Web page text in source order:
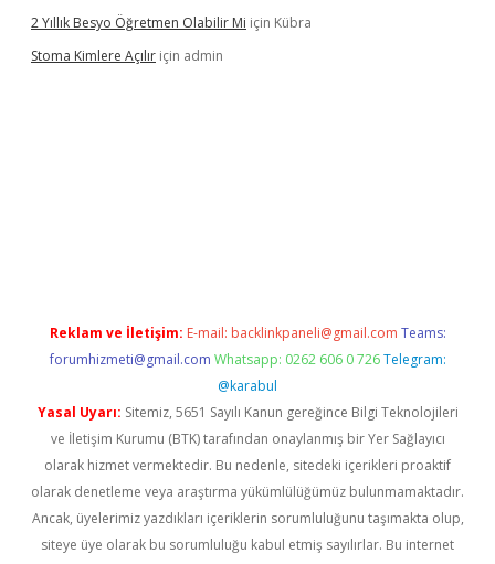
2 Yıllık Besyo Öğretmen Olabilir Mi için Kübra
Stoma Kimlere Açılır için admin
Reklam ve İletişim: E-mail: backlinkpaneli@gmail.com Teams:
forumhizmeti@gmail.com Whatsapp: 0262 606 0 726 Telegram:
@karabul
Yasal Uyarı: Sitemiz, 5651 Sayılı Kanun gereğince Bilgi Teknolojileri
ve İletişim Kurumu (BTK) tarafından onaylanmış bir Yer Sağlayıcı
olarak hizmet vermektedir. Bu nedenle, sitedeki içerikleri proaktif
olarak denetleme veya araştırma yükümlülüğümüz bulunmamaktadır.
Ancak, üyelerimiz yazdıkları içeriklerin sorumluluğunu taşımakta olup,
siteye üye olarak bu sorumluluğu kabul etmiş sayılırlar. Bu internet